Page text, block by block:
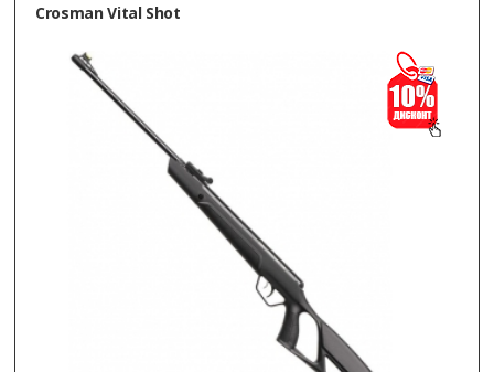
Crosman Vital Shot